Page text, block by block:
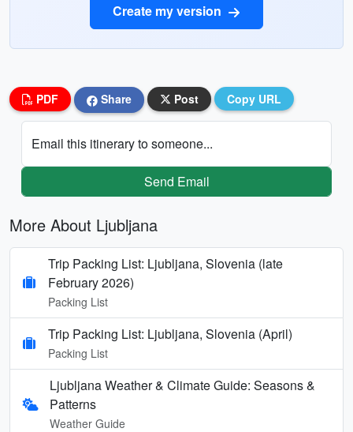
Create my version
PDF Share Post Copy URL
Email this itinerary to someone...
Send Email
More About Ljubljana
Trip Packing List: Ljubljana, Slovenia (late
February 2026)
Packing List
Trip Packing List: Ljubljana, Slovenia (April)
Packing List
Ljubljana Weather & Climate Guide: Seasons &
Patterns
Weather Guide